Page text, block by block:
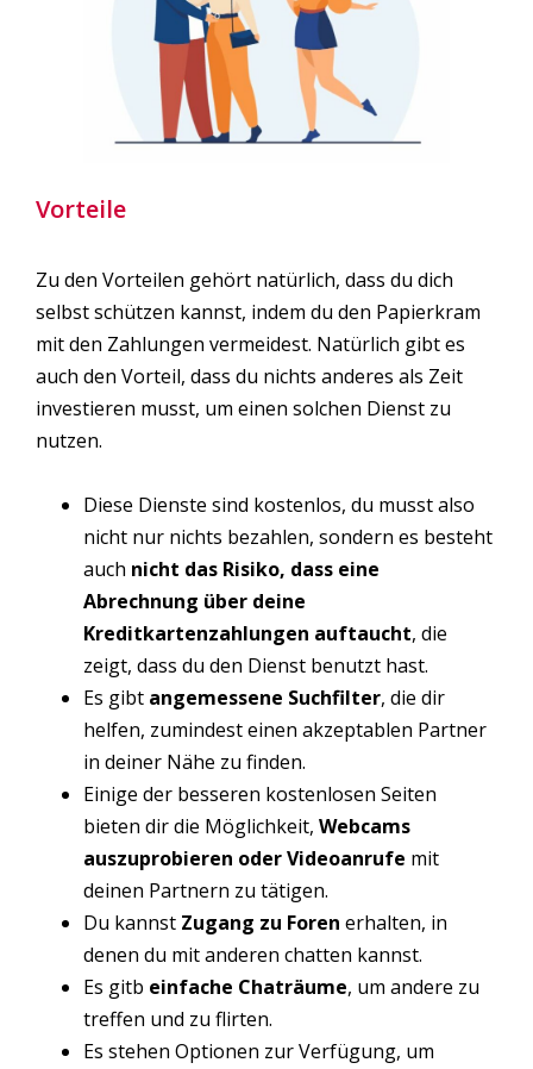
Vorteile
Zu den Vorteilen gehört natürlich, dass du dich
selbst schützen kannst, indem du den Papierkram
mit den Zahlungen vermeidest. Natürlich gibt es
auch den Vorteil, dass du nichts anderes als Zeit
investieren musst, um einen solchen Dienst zu
nutzen.
Diese Dienste sind kostenlos, du musst also
nicht nur nichts bezahlen, sondern es besteht
auch nicht das Risiko, dass eine
Abrechnung über deine
Kreditkartenzahlungen auftaucht, die
zeigt, dass du den Dienst benutzt hast.
Es gibt angemessene Suchfilter, die dir
helfen, zumindest einen akzeptablen Partner
in deiner Nähe zu finden.
Einige der besseren kostenlosen Seiten
bieten dir die Möglichkeit, Webcams
auszuprobieren oder Videoanrufe mit
deinen Partnern zu tätigen.
Du kannst Zugang zu Foren erhalten, in
denen du mit anderen chatten kannst.
Es gitb einfache Chaträume, um andere zu
treffen und zu flirten.
Es stehen Optionen zur Verfügung, um